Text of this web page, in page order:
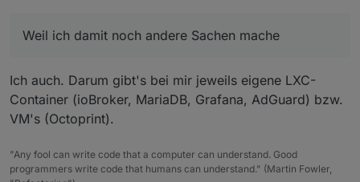
Weil ich damit noch andere Sachen mache
Ich auch. Darum gibt's bei mir jeweils eigene LXC-
Container (ioBroker, MariaDB, Grafana, AdGuard) bzw.
VM's (Octoprint).
"Any fool can write code that a computer can understand. Good
programmers write code that humans can understand." (Martin Fowler,